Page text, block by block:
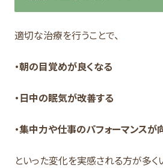
適切な治療を行うことで、
・朝の目覚めが良くなる
・日中の眠気が改善する
・集中力や仕事のパフォーマンスが
といった変化を実感される方が多く